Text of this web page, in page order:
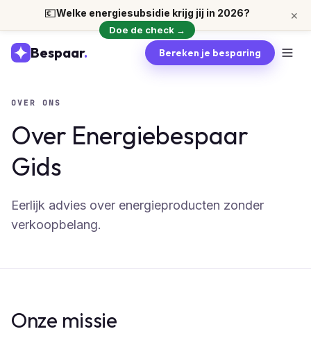
💶Welke energiesubsidie krijg jij in 2026?
Doe de check →
×
Bespaar. Bereken je besparing
OVER ONS
Over Energiebespaar
Gids
Eerlijk advies over energieproducten zonder
verkoopbelang.
Onze missie